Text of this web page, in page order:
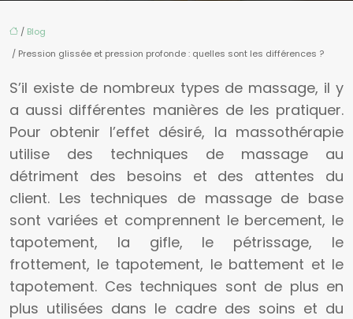
/ Blog
/ Pression glissée et pression profonde : quelles sont les différences ?
S’il existe de nombreux types de massage, il y
a aussi différentes manières de les pratiquer.
Pour obtenir l’effet désiré, la massothérapie
utilise des techniques de massage au
détriment des besoins et des attentes du
client. Les techniques de massage de base
sont variées et comprennent le bercement, le
tapotement, la gifle, le pétrissage, le
frottement, le tapotement, le battement et le
tapotement. Ces techniques sont de plus en
plus utilisées dans le cadre des soins et du